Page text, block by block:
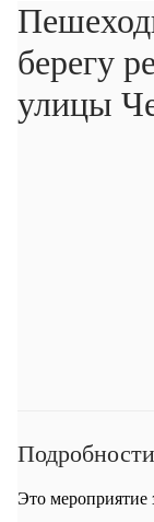
Экскурсии
Календарь
берегу
улицы
Подробности
Это мероприятие